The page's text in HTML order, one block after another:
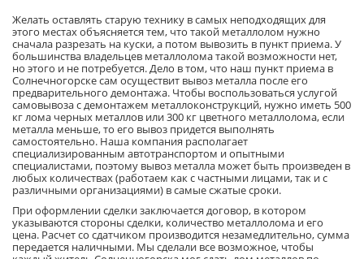
Желать оставлять старую технику в самых неподходящих для
этого местах объясняется тем, что такой металлолом нужно
сначала разрезать на куски, а потом вывозить в пункт приема. У
большинства владельцев металлолома такой возможности нет,
но этого и не потребуется. Дело в том, что наш пункт приема в
Солнечногорске сам осуществит вывоз металла после его
предварительного демонтажа. Чтобы воспользоваться услугой
самовывоза с демонтажем металлоконструкций, нужно иметь 500
кг лома черных металлов или 300 кг цветного металлолома, если
металла меньше, то его вывоз придется выполнять
самостоятельно. Наша компания располагает
специализированным автотранспортом и опытными
специалистами, поэтому вывоз металла может быть произведен в
любых количествах (работаем как с частными лицами, так и с
различными организациями) в самые сжатые сроки.
При оформлении сделки заключается договор, в котором
указываются стороны сделки, количество металлолома и его
цена. Расчет со сдатчиком производится незамедлительно, сумма
передается наличными. Мы сделали все возможное, чтобы